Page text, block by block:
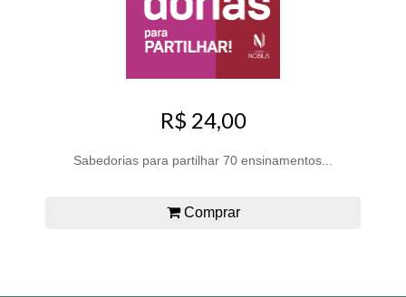
R$ 24,00
Sabedorias para partilhar 70 ensinamentos...
Comprar